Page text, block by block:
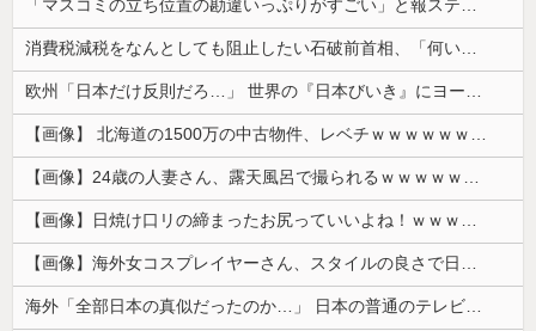
「マスコミの立ち位置の勘違いっぷりがすごい」と報ステ大越キャスターの台詞に視聴者絶句、高市とトランプを同列視させようという思惑がひしひしと
消費税減税をなんとしても阻止したい石破前首相、「何いってんのこいつ」と有権者をドン引きさせるよな屁理屈を……
欧州「日本だけ反則だろ…」 世界の『日本びいき』にヨーロッパ全土から不満の声
【画像】 北海道の1500万の中古物件、レベチｗｗｗｗｗｗｗｗｗｗｗｗｗｗｗｗｗｗｗｗ
【画像】24歳の人妻さん、露天風呂で撮られるｗｗｗｗｗｗｗｗｗｗｗｗｗｗｗｗｗ
【画像】日焼け口リの締まったお尻っていいよね！ｗｗｗｗｗ
【画像】海外女コスプレイヤーさん、スタイルの良さで日本人を圧倒してしまう 【Pickup06072001】
海外「全部日本の真似だったのか…」 日本の普通のテレビ番組が最新SNSの数十年先を行っていたと話題に